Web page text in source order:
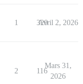
1 329
Avril 2, 2026
2 116
Mars 31,
2026